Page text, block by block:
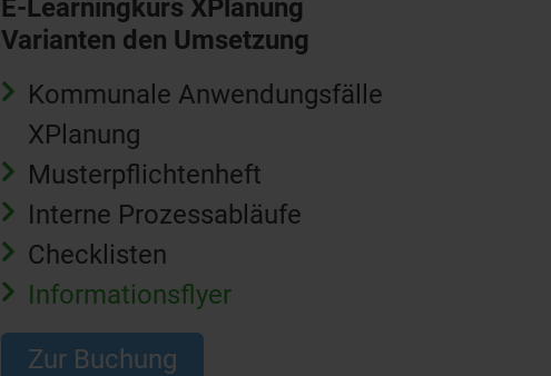
E-Learningkurs XPlanung
Varianten den Umsetzung
Kommunale Anwendungsfälle
XPlanung
Musterpflichtenheft
Interne Prozessabläufe
Checklisten
Informationsflyer
Zur Buchung